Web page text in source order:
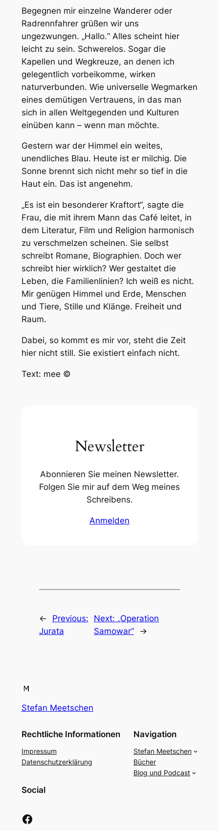
Begegnen mir einzelne Wanderer oder
Radrennfahrer grüßen wir uns
ungezwungen. „Hallo.“ Alles scheint hier
leicht zu sein. Schwerelos. Sogar die
Kapellen und Wegkreuze, an denen ich
gelegentlich vorbeikomme, wirken
naturverbunden. Wie universelle Wegmarken
eines demütigen Vertrauens, in das man
sich in allen Weltgegenden und Kulturen
einüben kann – wenn man möchte.
Gestern war der Himmel ein weites,
unendliches Blau. Heute ist er milchig. Die
Sonne brennt sich nicht mehr so tief in die
Haut ein. Das ist angenehm.
„Es ist ein besonderer Kraftort“, sagte die
Frau, die mit ihrem Mann das Café leitet, in
dem Literatur, Film und Religion harmonisch
zu verschmelzen scheinen. Sie selbst
schreibt Romane, Biographien. Doch wer
schreibt hier wirklich? Wer gestaltet die
Leben, die Familienlinien? Ich weiß es nicht.
Mir genügen Himmel und Erde, Menschen
und Tiere, Stille und Klänge. Freiheit und
Raum.
Dabei, so kommt es mir vor, steht die Zeit
hier nicht still. Sie existiert einfach nicht.
Text: mee ©
Newsletter
Abonnieren Sie meinen Newsletter.
Folgen Sie mir auf dem Weg meines
Schreibens.
Anmelden
←
Previous:
Jurata
Next: „Operation
Samowar“
→
Stefan Meetschen
Rechtliche Informationen
Impressum
Datenschutzerklärung
Navigation
Stefan Meetschen
Bücher
Blog und Podcast
Social
Facebook